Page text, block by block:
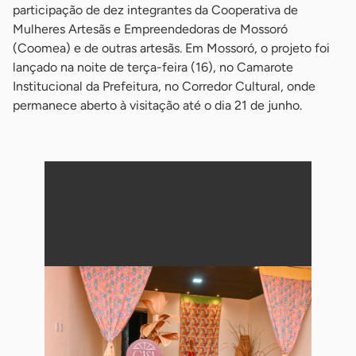
participação de dez integrantes da Cooperativa de
Mulheres Artesãs e Empreendedoras de Mossoró
(Coomea) e de outras artesãs. Em Mossoró, o projeto foi
lançado na noite de terça-feira (16), no Camarote
Institucional da Prefeitura, no Corredor Cultural, onde
permanece aberto à visitação até o dia 21 de junho.